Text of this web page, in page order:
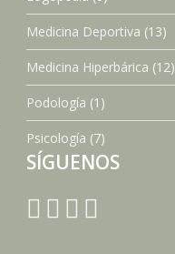
Medicina Deportiva (13)
Medicina Hiperbárica (12)
Podología (1)
Psicología (7)
SÍGUENOS